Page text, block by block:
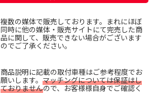
複数の媒体で販売しております。まれにほぼ
同時に他の媒体・販売サイトにて完売した商
品に関して、販売できない場合がございます
のでご了承ください。
商品説明に記載の取付車種はご参考程度でお
願いします。 マッチングについては保証はし
ておりませんので、お客様様自身でご確認く